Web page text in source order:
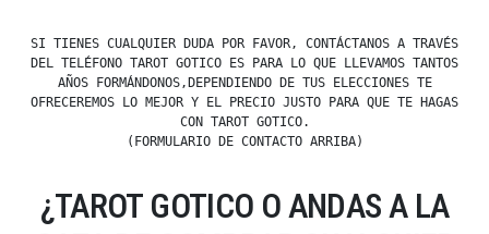
SI TIENES CUALQUIER DUDA POR FAVOR, CONTÁCTANOS A TRAVÉS
DEL TELÉFONO TAROT GOTICO ES PARA LO QUE LLEVAMOS TANTOS
AÑOS FORMÁNDONOS,DEPENDIENDO DE TUS ELECCIONES TE
OFRECEREMOS LO MEJOR Y EL PRECIO JUSTO PARA QUE TE HAGAS
CON TAROT GOTICO.
(FORMULARIO DE CONTACTO ARRIBA)
¿TAROT GOTICO O ANDAS A LA